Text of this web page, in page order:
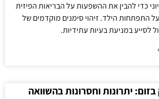
כדי להבין את ההשפעות על הבריאות הפיזית
התפתחות הילד. זיהוי סימנים מוקדמים של
לסייע במניעת בעיות עתידיות.
יתרונות וחסרונות בהשוואה